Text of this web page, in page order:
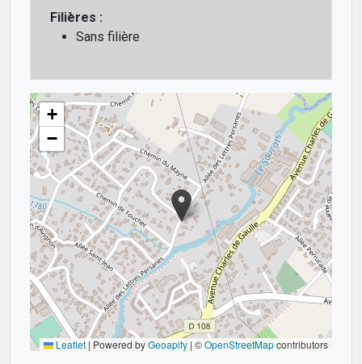
Filières :
Sans filière
+
−
Leaflet | Powered byGeoapify | ©OpenStreetMapcontributors